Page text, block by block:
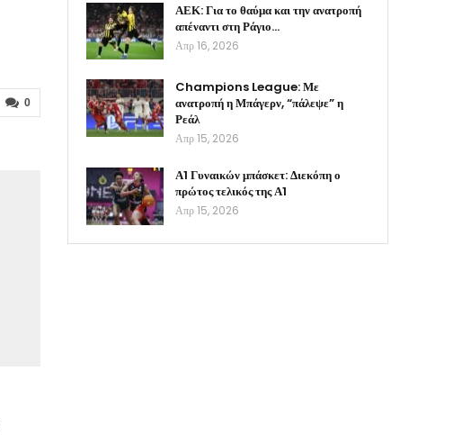
0
ΑΕΚ: Για το θαύμα και την ανατροπή
απέναντι στη Ράγιο…
Απρ 16, 2026
Champions League: Με
ανατροπή η Μπάγερν, “πάλεψε” η
Ρεάλ
Απρ 15, 2026
Α1 Γυναικών μπάσκετ: Διεκόπη ο
πρώτος τελικός της Α1
Απρ 15, 2026